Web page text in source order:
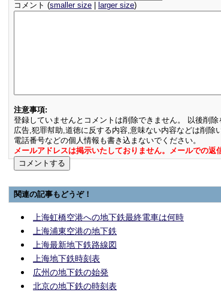
コメント (smaller size larger size)
注意事項:
登録していませんとコメントは削除できません。 以後削
広告,犯罪幇助,道徳に反する内容,意味ない内容などは削除
電話番号などの個人情報も書き込まないでください。
メールアドレスは掲示いたしておりません。メールでの返
関連の記事もどうぞ！
上海虹橋空港への地下鉄最終電車は何時
上海浦東空港の地下鉄
上海最新地下鉄路線図
上海地下鉄時刻表
広州の地下鉄の始発
北京の地下鉄の時刻表